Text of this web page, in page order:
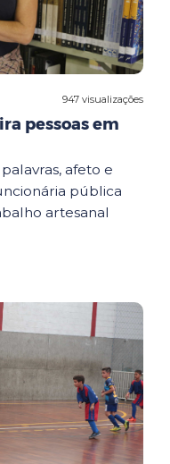
947 visualizações
pessoas em
afeto e
pública
artesanal